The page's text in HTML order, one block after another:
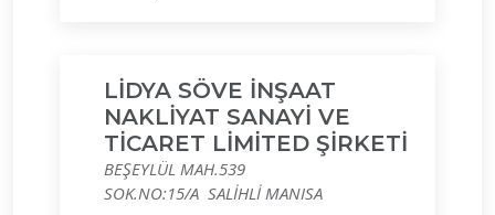
LİDYA SÖVE İNŞAAT
NAKLİYAT SANAYİ VE
TİCARET LİMİTED ŞİRKETİ
BEŞEYLÜL MAH.539
SOK.NO:15/A SALİHLİ MANISA